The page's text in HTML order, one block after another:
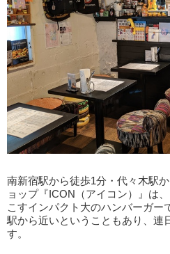
南新宿駅から徒歩1分・代々木駅
ョップ『ICON（アイコン）』は
こすインパクト大のハンバーガー
駅から近いということもあり、連
す。